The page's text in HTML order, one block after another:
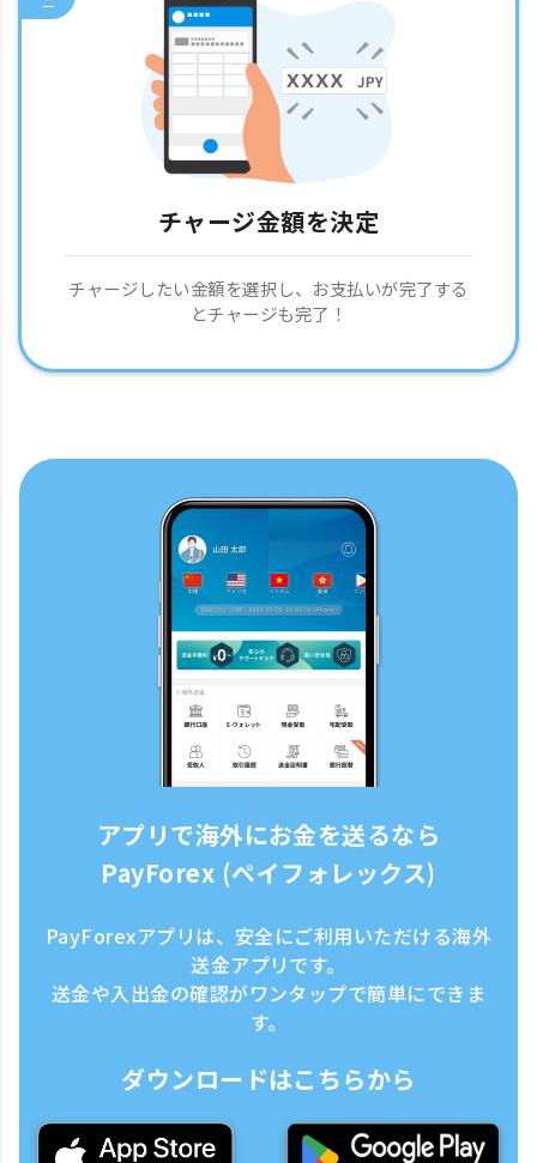
チャージ金額を決定
チャージしたい金額を選択し、お支払いが完了する
とチャージも完了！
アプリで海外にお金を送るなら
PayForex (ペイフォレックス)
PayForexアプリは、安全にご利用いただける海外
送金アプリです。
送金や入出金の確認がワンタップで簡単にできま
す。
ダウンロードはこちらから